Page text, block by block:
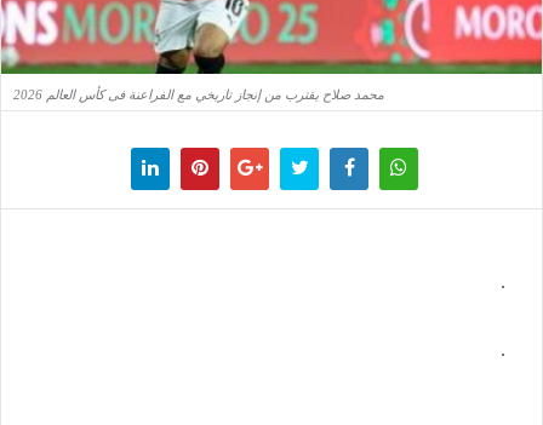
محمد صلاح يقترب من إنجاز تاريخي مع الفراعنة فى كأس العالم 2026
.
.